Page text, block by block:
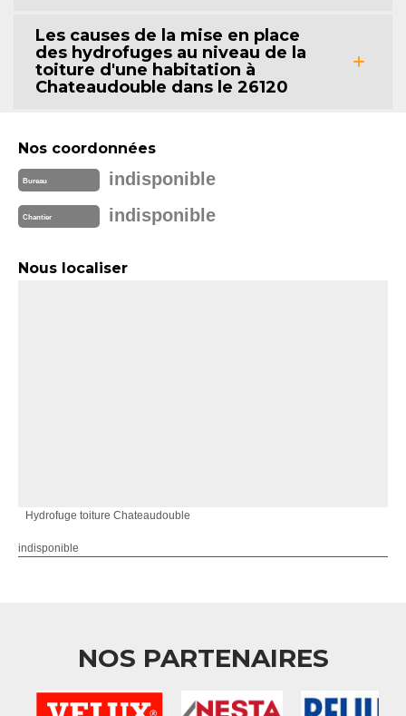
Les causes de la mise en place
des hydrofuges au niveau de la
toiture d'une habitation à
Chateaudouble dans le 26120
Nos coordonnées
Bureau indisponible
Chantier indisponible
Nous localiser
Hydrofuge toiture Chateaudouble
indisponible
NOS PARTENAIRES